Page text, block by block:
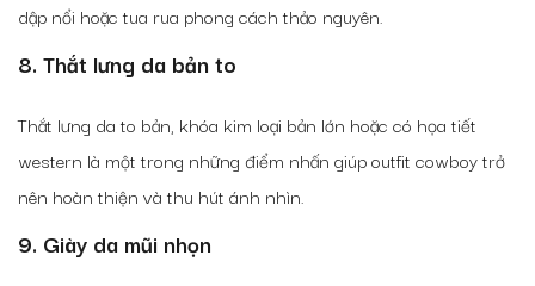
dập nổi hoặc tua rua phong cách thảo nguyên.
8. Thắt lưng da bản to
Thắt lưng da to bản, khóa kim loại bản lớn hoặc có họa tiết
western là một trong những điểm nhấn giúp outfit cowboy trở
nên hoàn thiện và thu hút ánh nhìn.
9. Giày da mũi nhọn